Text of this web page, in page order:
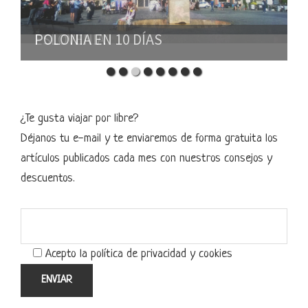
POLONIA EN 10 DÍAS
¿Te gusta viajar por libre?
Déjanos tu e-mail y te enviaremos de forma gratuita los
artículos publicados cada mes con nuestros consejos y
descuentos.
Acepto la política de privacidad y cookies